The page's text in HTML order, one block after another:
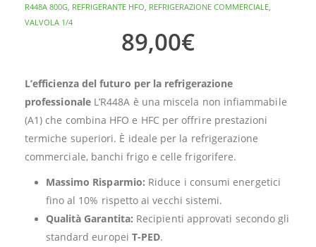
R448A 800G REFRIGERANTE HFO REFRIGERAZIONE COMMERCIALE
VALVOLA 1/4
89,00€
L’efficienza del futuro per la refrigerazione
professionaleL’R448A è una miscela non infiammabile
(A1) che combina HFO e HFC per offrire prestazioni
termiche superiori. È ideale per la refrigerazione
commerciale, banchi frigo e celle frigorifere.
Massimo Risparmio: Riduce i consumi energetici
fino al 10% rispetto ai vecchi sistemi.
Qualità Garantita: Recipienti approvati secondo gli
standard europei T-PED.